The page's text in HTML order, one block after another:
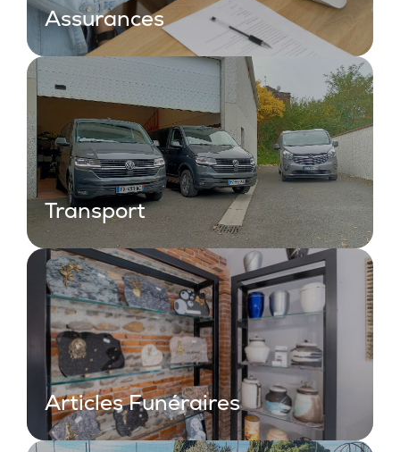
Assurances
Transport
Articles Funéraires